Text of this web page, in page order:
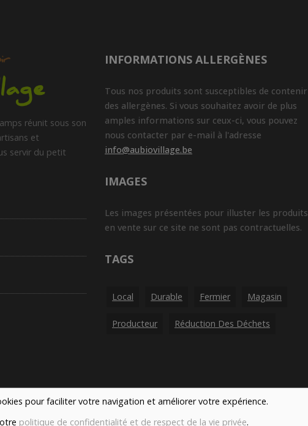
pour faciliter votre navigation et améliorer votre expérience.
politique de confidentialité et de respect de la vie privée.
réunit sous son
et
servir du petit
INFORMATIONS ALLERGÈNES
Tous nos produits sont susceptibles de contenir
des allergènes. Si vous souhaitez avoir de plus
amples informations sur ceux-ci, vous pouvez
nous contacter par e-mail à l'adresse
info@aubiovillage.be
IMAGES
Les images présentées pour illuster les produits
en vente sur ce site ne sont pas contractuelles.
TAGS
Local Durable Fermier Magasin
Producteur Réduction Des Déchets